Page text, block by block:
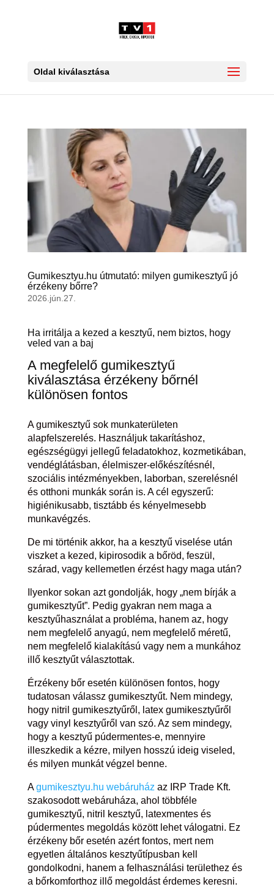
Oldal kiválasztása
Gumikesztyu.hu útmutató: milyen gumikesztyű jó
érzékeny bőrre?
2026.jún.27.
Ha irritálja a kezed a kesztyű, nem biztos, hogy
veled van a baj
A megfelelő gumikesztyű
kiválasztása érzékeny bőrnél
különösen fontos
A gumikesztyű sok munkaterületen
alapfelszerelés. Használjuk takarításhoz,
egészségügyi jellegű feladatokhoz, kozmetikában,
vendéglátásban, élelmiszer-előkészítésnél,
szociális intézményekben, laborban, szerelésnél
és otthoni munkák során is. A cél egyszerű:
higiénikusabb, tisztább és kényelmesebb
munkavégzés.
De mi történik akkor, ha a kesztyű viselése után
viszket a kezed, kipirosodik a bőröd, feszül,
szárad, vagy kellemetlen érzést hagy maga után?
Ilyenkor sokan azt gondolják, hogy „nem bírják a
gumikesztyűt”. Pedig gyakran nem maga a
kesztyűhasználat a probléma, hanem az, hogy
nem megfelelő anyagú, nem megfelelő méretű,
nem megfelelő kialakítású vagy nem a munkához
illő kesztyűt választottak.
Érzékeny bőr esetén különösen fontos, hogy
tudatosan válassz gumikesztyűt. Nem mindegy,
hogy nitril gumikesztyűről, latex gumikesztyűről
vagy vinyl kesztyűről van szó. Az sem mindegy,
hogy a kesztyű púdermentes-e, mennyire
illeszkedik a kézre, milyen hosszú ideig viseled,
és milyen munkát végzel benne.
Agumikesztyu.hu webáruház az IRP Trade Kft.
szakosodott webáruháza, ahol többféle
gumikesztyű, nitril kesztyű, latexmentes és
púdermentes megoldás között lehet válogatni. Ez
érzékeny bőr esetén azért fontos, mert nem
egyetlen általános kesztyűtípusban kell
gondolkodni, hanem a felhasználási területhez és
a bőrkomforthoz illő megoldást érdemes keresni.